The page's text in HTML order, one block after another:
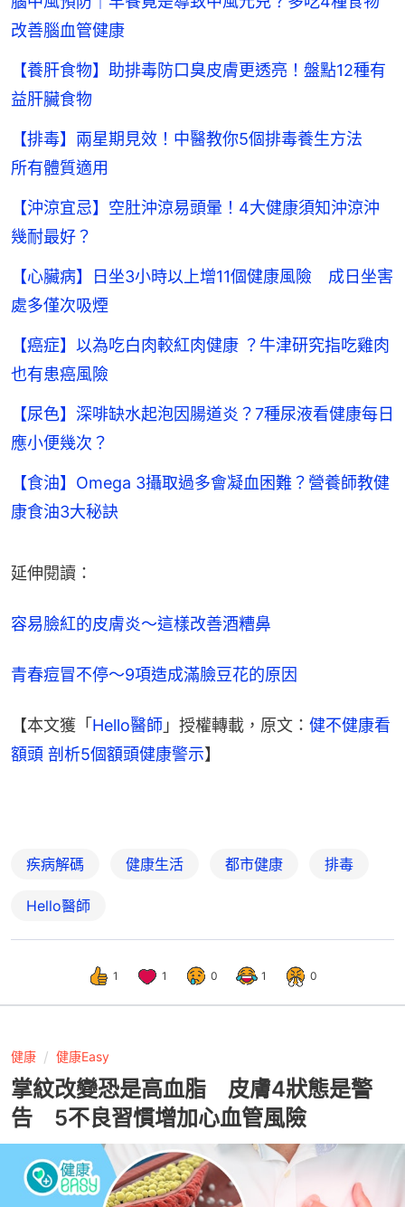
改善腦血管健康
【養肝食物】助排毒防口臭皮膚更透亮！盤點12種有
益肝臟食物
【排毒】兩星期見效！中醫教你5個排毒養生方法
所有體質適用
【沖涼宜忌】空肚沖涼易頭暈！4大健康須知沖涼沖
幾耐最好？
【心臟病】日坐3小時以上增11個健康風險 成日坐害
處多僅次吸煙
【癌症】以為吃白肉較紅肉健康 ？牛津研究指吃雞肉
也有患癌風險
【尿色】深啡缺水起泡因腸道炎？7種尿液看健康每日
應小便幾次？
【食油】Omega 3攝取過多會凝血困難？營養師教健
康食油3大秘訣
延伸閱讀：
容易臉紅的皮膚炎～這樣改善酒糟鼻
青春痘冒不停～9項造成滿臉豆花的原因
【本文獲「 Hello醫師 」授權轉載，原文： 健不健康看
額頭 剖析5個額頭健康警示】
疾病解碼 健康生活 都市健康 排毒
Hello醫師
1 1 0 1 0
健康 健康Easy
掌紋改變恐是高血脂 皮膚4狀態是警
告 5不良習慣增加心血管風險